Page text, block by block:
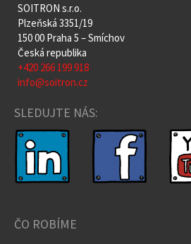
SOITRON s.r.o.
Plzeňská 3351/19
150 00 Praha 5 – Smíchov
Česká republika
+420 266 199 918
info@soitron.cz
SLEDUJTE NÁS:
ČO ROBÍME